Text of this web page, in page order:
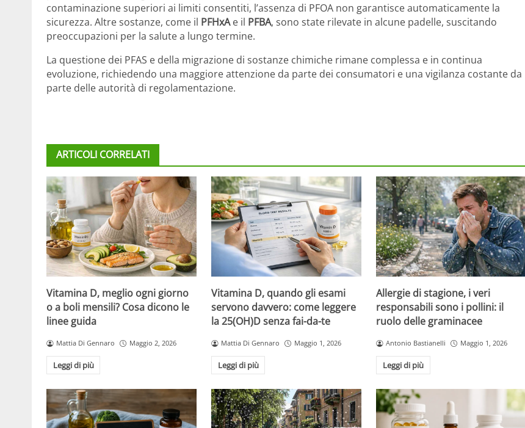
contaminazione superiori ai limiti consentiti, l’assenza di PFOA non garantisce automaticamente la
sicurezza. Altre sostanze, come il PFHxAe il PFBA, sono state rilevate in alcune padelle, suscitando
preoccupazioni per la salute a lungo termine.
La questione dei PFAS e della migrazione di sostanze chimiche rimane complessa e in continua
evoluzione, richiedendo una maggiore attenzione da parte dei consumatori e una vigilanza costante da
parte delle autorità di regolamentazione.
ARTICOLI CORRELATI
Vitamina D, meglio ogni giorno
o a boli mensili? Cosa dicono le
linee guida
Mattia Di Gennaro Maggio 2, 2026
Leggi di più
Vitamina D, quando gli esami
servono davvero: come leggere
la 25(OH)D senza fai-da-te
Mattia Di Gennaro Maggio 1, 2026
Leggi di più
Allergie di stagione, i veri
responsabili sono i pollini: il
ruolo delle graminacee
Antonio Bastianelli Maggio 1, 2026
Leggi di più